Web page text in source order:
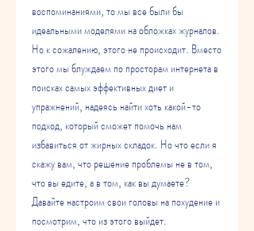
воспоминаниями, то мы все были бы
идеальными моделями на обложках журналов.
Но к сожалению, этого не происходит. Вместо
этого мы блуждаем по просторам интернета в
поисках самых эффективных диет и
упражнений, надеясь найти хоть какой-то
подход, который сможет помочь нам
избавиться от жирных складок. Но что если я
скажу вам, что решение проблемы не в том,
что вы едите, а в том, как вы думаете?
Давайте настроим свои головы на похудение и
посмотрим, что из этого выйдет.